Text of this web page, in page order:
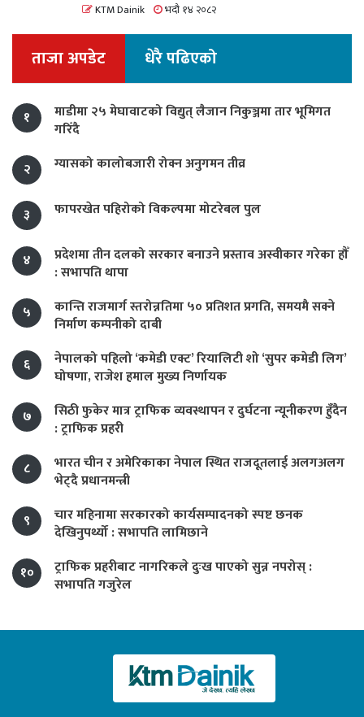
KTM Dainik भदौ १४ २०८२
ताजा अपडेट धेरै पढिएको
१
माडीमा २५ मेघावाटको विद्युत् लैजान निकुञ्जमा तार भूमिगत
गरिँदै
२
ग्यासको कालोबजारी रोक्न अनुगमन तीव्र
३ फापरखेत पहिरोको विकल्पमा मोटरेबल पुल
४
प्रदेशमा तीन दलको सरकार बनाउने प्रस्ताव अस्वीकार गरेका हौँ
: सभापति थापा
५
कान्ति राजमार्ग स्तरोन्नतिमा ५० प्रतिशत प्रगति, समयमै सक्ने
निर्माण कम्पनीको दाबी
६
नेपालको पहिलो ‘कमेडी एक्ट’ रियालिटी शो ‘सुपर कमेडी लिग’
घोषणा, राजेश हमाल मुख्य निर्णायक
७
सिठी फुकेर मात्र ट्राफिक व्यवस्थापन र दुर्घटना न्यूनीकरण हुँदैन
: ट्राफिक प्रहरी
८
भारत चीन र अमेरिकाका नेपाल स्थित राजदूतलाई अलगअलग
भेट्दै प्रधानमन्त्री
९
चार महिनामा सरकारको कार्यसम्पादनको स्पष्ट छनक
देखिनुपर्थ्यो : सभापति लामिछाने
१०
ट्राफिक प्रहरीबाट नागरिकले दुःख पाएको सुन्न नपरोस् :
सभापति गजुरेल